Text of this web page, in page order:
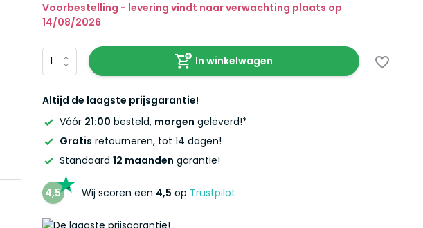
Voorbestelling - levering vindt naar verwachting plaats op
14/08/2026
In winkelwagen
Altijd de laagste prijsgarantie!
Vóór 21:00 besteld, morgen geleverd!*
Gratis retourneren, tot 14 dagen!
Standaard 12 maanden garantie!
4,5 Wij scoren een 4,5 op Trustpilot